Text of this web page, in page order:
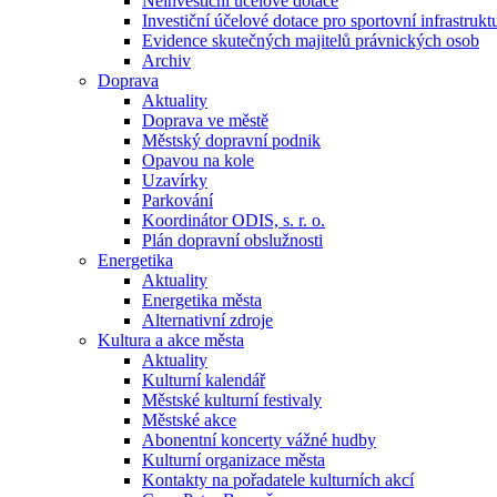
Investiční účelové dotace pro sportovní
Evidence skutečných majitelů právnických osob
Archiv
Doprava
Aktuality
Doprava ve městě
Městský dopravní podnik
Opavou na kole
Uzavírky
Parkování
Koordinátor ODIS, s. r. o.
Plán dopravní obslužnosti
Energetika
Aktuality
Energetika města
Alternativní zdroje
Kultura a akce města
Aktuality
Kulturní kalendář
Městské kulturní festivaly
Městské akce
Abonentní koncerty vážné hudby
Kulturní organizace města
Kontakty na pořadatele kulturních akcí